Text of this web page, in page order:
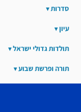
סדרות
עיון
תולדות גדולי ישראל
תורה ופרשת שבוע